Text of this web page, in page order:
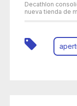
Decathlon
nueva tienda de